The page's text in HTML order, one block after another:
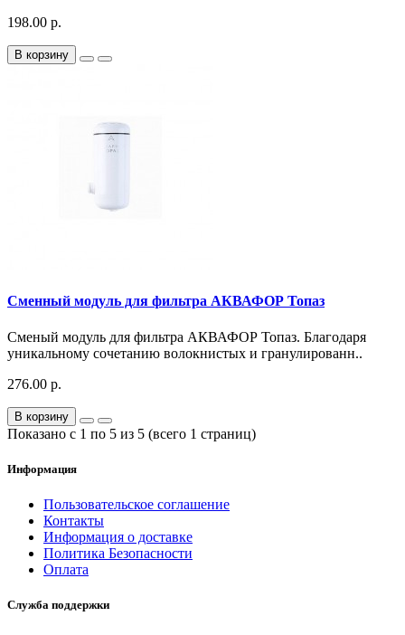
198.00 р.
В корзину
Сменный модуль для фильтра АКВАФОР Топаз
Сменый модуль для фильтра АКВАФОР Топаз. Благодаря
уникальному сочетанию волокнистых и гранулированн..
276.00 р.
В корзину
Показано с 1 по 5 из 5 (всего 1 страниц)
Информация
Пользовательское соглашение
Контакты
Информация о доставке
Политика Безопасности
Оплата
Служба поддержки